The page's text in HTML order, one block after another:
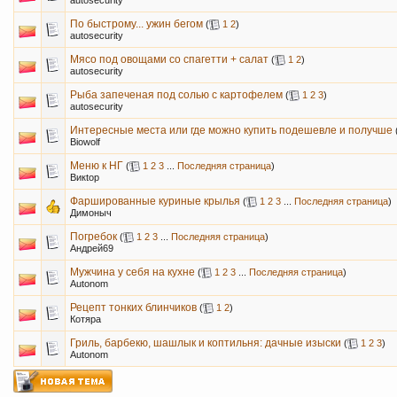
По быстрому... ужин бегом ( 1 2)
autosecurity
Мясо под овощами со спагетти + салат ( 1 2)
autosecurity
Рыба запеченая под солью с картофелем ( 1 2 3)
autosecurity
Интересные места или где можно купить подешевле и получше
Biowolf
Меню к НГ ( 1 2 3 Последняя страница)
Викtор
Фаршированные куриные крылья ( 1 2 3 Последняя страница)
Димоныч
Погребок ( 1 2 3 Последняя страница)
Андрей69
Мужчина у себя на кухне ( 1 2 3 Последняя страница)
Autonom
Рецепт тонких блинчиков ( 1 2)
Котяра
Гриль, барбекю, шашлык и коптильня: дачные изыски ( 1 2 3)
Autonom